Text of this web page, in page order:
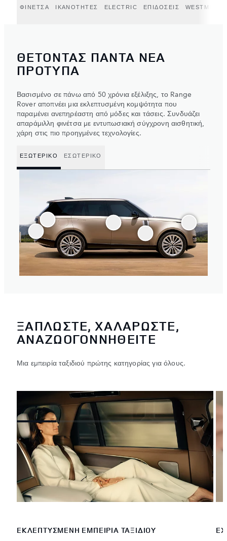
ΦΙΝΕΤΣΑ ΙΚΑΝΟΤΗΤΕΣ ELECTRIC ΕΠΙΔΟΣΕΙΣ
ΘΕΤΟΝΤΑΣ ΠΑΝΤΑ ΝΕΑ
ΠΡΟΤΥΠΑ
Βασισμένο σε πάνω από 50 χρόνια εξέλιξης, το Range
Rover αποπνέει μια εκλεπτυσμένη κομψότητα που
παραμένει ανεπηρέαστη από μόδες και τάσεις. Συνδυάζει
απαράμιλλη φινέτσα με εντυπωσιακή σύγχρονη αισθητική,
χάρη στις πιο προηγμένες τεχνολογίες.
ΕΞΩΤΕΡΙΚΟ ΕΣΩΤΕΡΙΚΟ
ΞΑΠΛΩΣΤΕ, ΧΑΛΑΡΩΣΤΕ,
ΑΝΑΖΩΟΓΟΝΝΗΘΕΙΤΕ
Μια εμπειρία ταξιδιού πρώτης κατηγορίας για όλους.
ΕΚΛΕΠΤΥΣΜΕΝΗ ΕΜΠΕΙΡΙΑ ΤΑΞΙΔΙΟΥ